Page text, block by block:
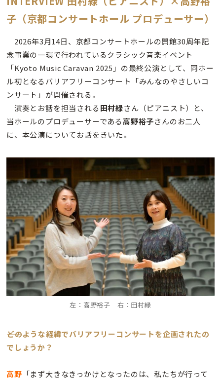
子（京都コンサートホール プロデューサー）
2026年3月14日、京都コンサートホールの開館30周年記
念事業の一環で行われているクラシック音楽イベント
「Kyoto Music Caravan 2025」の最終公演として、同ホー
ル初となるバリアフリーコンサート「みんなのやさしいコ
ンサート」が開催される。
演奏とお話を担当される田村緑さん（ピアニスト）と、
当ホールのプロデューサーである高野裕子さんのお二人
に、本公演についてお話をきいた。
左：高野裕子 右：田村緑
――どのような経緯でバリアフリーコンサートを企画されたの
でしょうか？
高野 「まず大きなきっかけとなったのは、私たちが行って